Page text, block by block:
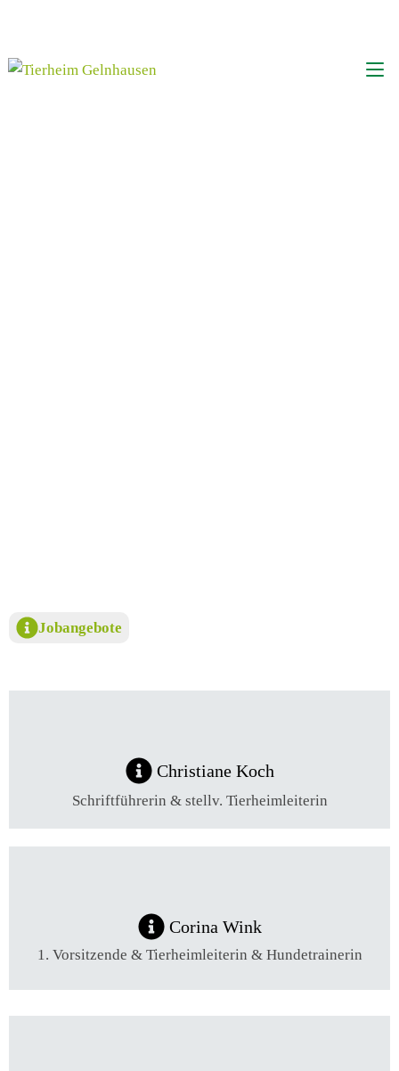
Jobangebote
Christiane Koch
Schriftführerin & stellv. Tierheimleiterin
Corina Wink
1. Vorsitzende & Tierheimleiterin & Hundetrainerin